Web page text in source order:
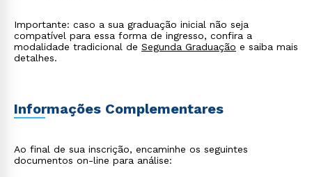
Importante: caso a sua graduação inicial não seja
compatível para essa forma de ingresso, confira a
modalidade tradicional de Segunda Graduação e saiba mais
detalhes.
Informações Complementares
Ao final de sua inscrição, encaminhe os seguintes
documentos on-line para análise: